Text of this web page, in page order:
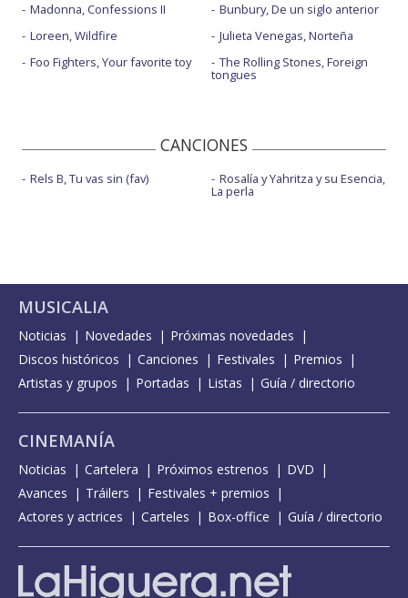
Madonna, Confessions II
Loreen, Wildfire
Foo Fighters, Your favorite toy
Bunbury, De un siglo anterior
Julieta Venegas, Norteña
The Rolling Stones, Foreign
tongues
CANCIONES
Rels B, Tu vas sin (fav) Rosalía y Yahritza y su Esencia,
La perla
MUSICALIA
Noticias Novedades
Próximas novedades
Discos históricos
Canciones Festivales
Premios
Artistas y grupos
Portadas Listas Guía / directorio
CINEMANÍA
Noticias Cartelera Próximos estrenos
DVD
Avances
Tráilers
Festivales + premios
Actores y actrices
Carteles Box-office Guía / directorio